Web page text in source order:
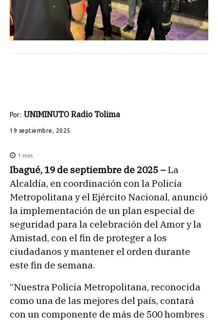
Por: UNIMINUTO Radio Tolima
19 septiembre, 2025
1 min.
Ibagué, 19 de septiembre de 2025 –La
Alcaldía, en coordinación con la Policía
Metropolitana y el Ejército Nacional, anunció
la implementación de un plan especial de
seguridad para la celebración del Amor y la
Amistad, con el fin de proteger a los
ciudadanos y mantener el orden durante
este fin de semana.
“Nuestra Policía Metropolitana, reconocida
como una de las mejores del país, contará
con un componente de más de 500 hombres